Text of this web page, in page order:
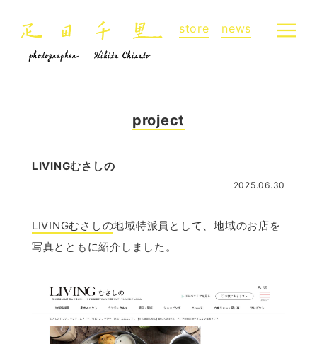
store news
project
LIVINGむさしの
2025.06.30
LIVINGむさしの地域特派員として、地域のお店を
写真とともに紹介しました。